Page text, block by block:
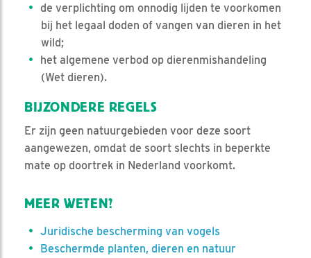
de verplichting om onnodig lijden te voorkomen
bij het legaal doden of vangen van dieren in het
wild;
het algemene verbod op dierenmishandeling
(Wet dieren).
BIJZONDERE REGELS
Er zijn geen natuurgebieden voor deze soort
aangewezen, omdat de soort slechts in beperkte
mate op doortrek in Nederland voorkomt.
MEER WETEN?
Juridische bescherming van vogels
Beschermde planten, dieren en natuur